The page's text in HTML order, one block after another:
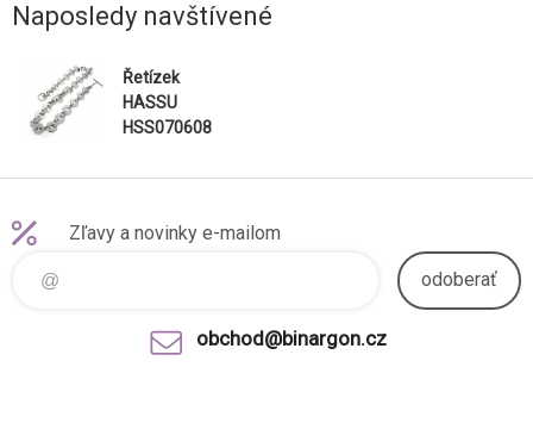
Naposledy navštívené
Řetízek
HASSU
HSS070608
Zľavy a novinky e-mailom
odoberať
obchod@binargon.cz